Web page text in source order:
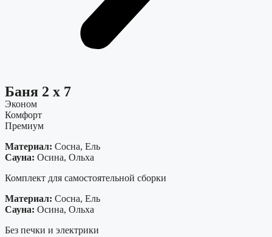
Баня 2 х 7
Эконом
Комфорт
Премиум
Материал: Сосна, Ель
Сауна: Осина, Ольха
Комплект для самостоятельной сборки
Материал: Сосна, Ель
Сауна: Осина, Ольха
Без печки и электрики